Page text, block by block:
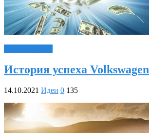
История успеха Volkswagen
14.10.2021 Идеи 0 135